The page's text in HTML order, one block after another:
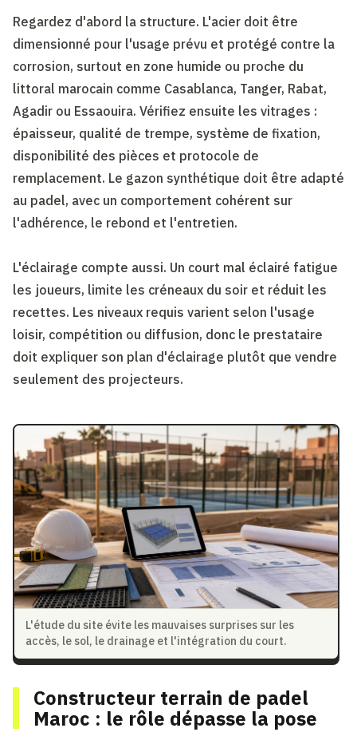
Regardez d'abord la structure. L'acier doit être
dimensionné pour l'usage prévu et protégé contre la
corrosion, surtout en zone humide ou proche du
littoral marocain comme Casablanca, Tanger, Rabat,
Agadir ou Essaouira. Vérifiez ensuite les vitrages :
épaisseur, qualité de trempe, système de fixation,
disponibilité des pièces et protocole de
remplacement. Le gazon synthétique doit être adapté
au padel, avec un comportement cohérent sur
l'adhérence, le rebond et l'entretien.
L'éclairage compte aussi. Un court mal éclairé fatigue
les joueurs, limite les créneaux du soir et réduit les
recettes. Les niveaux requis varient selon l'usage
loisir, compétition ou diffusion, donc le prestataire
doit expliquer son plan d'éclairage plutôt que vendre
seulement des projecteurs.
L'étude du site évite les mauvaises surprises sur les
accès, le sol, le drainage et l'intégration du court.
Constructeur terrain de padel
Maroc : le rôle dépasse la pose